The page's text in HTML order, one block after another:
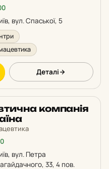
вул. Спаської, 5
Деталі
компанія
вул. Петра
33, 4 пов.